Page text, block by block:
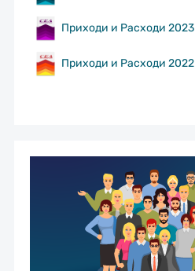
Приходи и Расходи 2023
Приходи и Расходи 2022